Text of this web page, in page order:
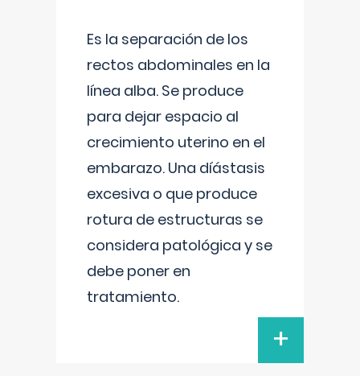
Es la separación de los
rectos abdominales en la
línea alba. Se produce
para dejar espacio al
crecimiento uterino en el
embarazo. Una díástasis
excesiva o que produce
rotura de estructuras se
considera patológica y se
debe poner en
tratamiento.
+